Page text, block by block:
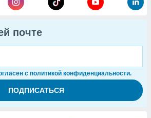
почте
с политикой конфиденциальности.